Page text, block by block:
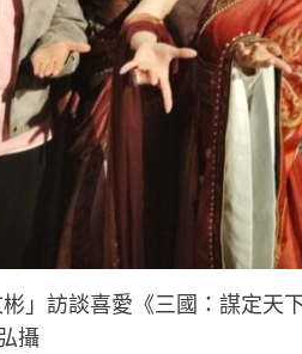
」訪談喜愛《三國：謀定天
攝